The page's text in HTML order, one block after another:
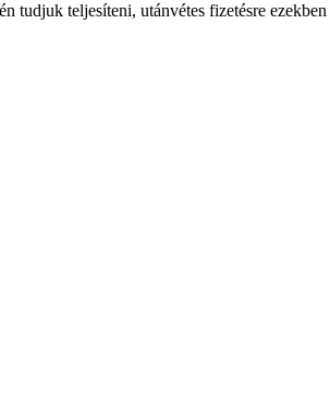
tudjuk teljesíteni, utánvétes fizetésre